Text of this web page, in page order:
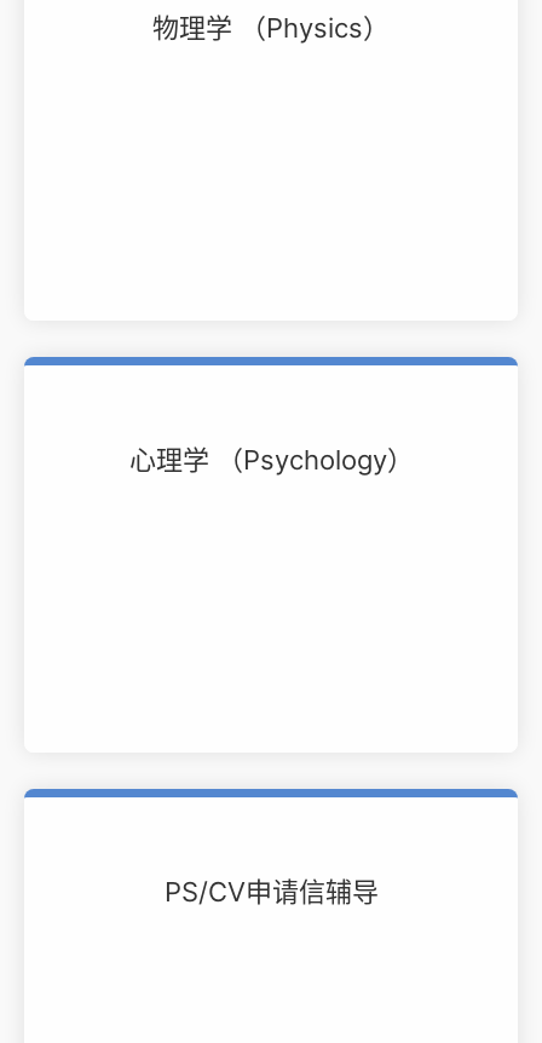
物理学 （Physics）
心理学 （Psychology）
PS/CV申请信辅导